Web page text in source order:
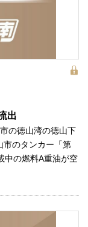
出
の徳山湾の徳山下
市のタンカー「第
中の燃料A重油が空